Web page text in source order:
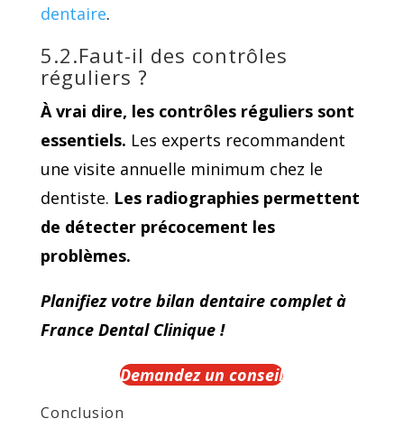
dentaire.
5.2.Faut-il des contrôles
réguliers ?
À vrai dire, les contrôles réguliers sont
essentiels. Les experts recommandent
une visite annuelle minimum chez le
dentiste. Les radiographies permettent
de détecter précocement les
problèmes.
Planifiez votre bilan dentaire complet à
France Dental Clinique !
Demandez un conseil
Conclusion